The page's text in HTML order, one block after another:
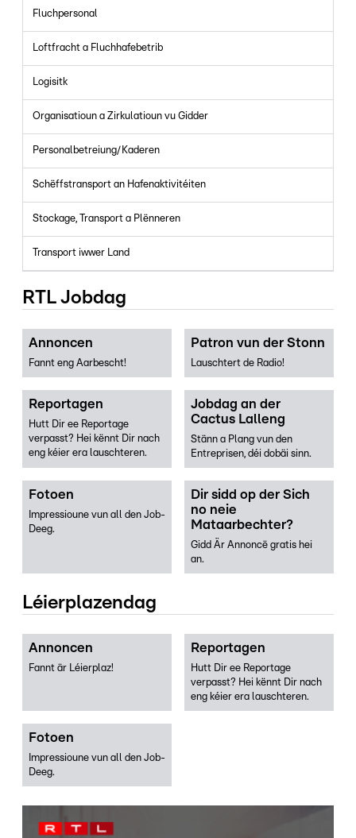
Fluchpersonal
Loftfracht a Fluchhafebetrib
Logisitk
Organisatioun a Zirkulatioun vu Gidder
Personalbetreiung/Kaderen
Schëffstransport an Hafenaktivitéiten
Stockage, Transport a Plënneren
Transport iwwer Land
RTL Jobdag
Annoncen
Fannt eng Aarbescht!
Patron vun der Stonn
Lauschtert de Radio!
Reportagen
Hutt Dir ee Reportage
verpasst? Hei kënnt Dir nach
eng kéier era lauschteren.
Jobdag an der
Cactus Lalleng
Stänn a Plang vun den
Entreprisen, déi dobäi sinn.
Fotoen
Impressioune vun all den Job-
Deeg.
Dir sidd op der Sich
no neie
Mataarbechter?
Gidd Är Annoncë gratis hei
an.
Léierplazendag
Annoncen
Fannt är Léierplaz!
Reportagen
Hutt Dir ee Reportage
verpasst? Hei kënnt Dir nach
eng kéier era lauschteren.
Fotoen
Impressioune vun all den Job-
Deeg.